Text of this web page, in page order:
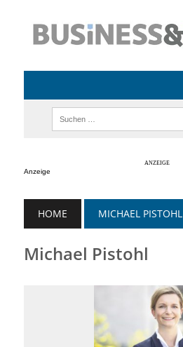
Anzeige
HOME MICHAEL PISTOHL
Michael Pistohl